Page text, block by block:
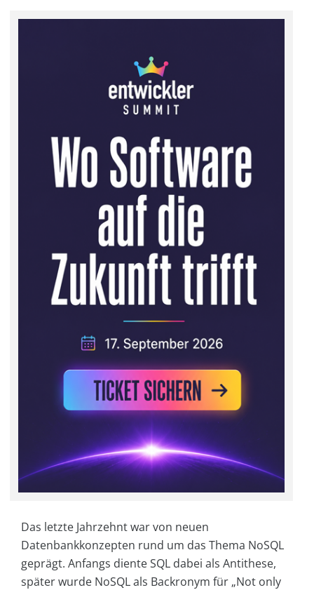
Das letzte Jahrzehnt war von neuen
Datenbankkonzepten rund um das Thema NoSQL
geprägt. Anfangs diente SQL dabei als Antithese,
später wurde NoSQL als Backronym für „Not only